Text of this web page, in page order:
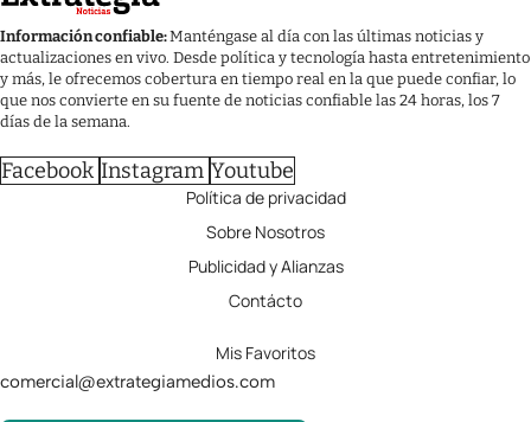
Información confiable:Manténgase al día con las últimas noticias y
actualizaciones en vivo. Desde política y tecnología hasta entretenimiento
y más, le ofrecemos cobertura en tiempo real en la que puede confiar, lo
que nos convierte en su fuente de noticias confiable las 24 horas, los 7
días de la semana.
Facebook Instagram Youtube
Política de privacidad
Sobre Nosotros
Publicidad y Alianzas
Contácto
Mis Favoritos
comercial@extrategiamedios.com